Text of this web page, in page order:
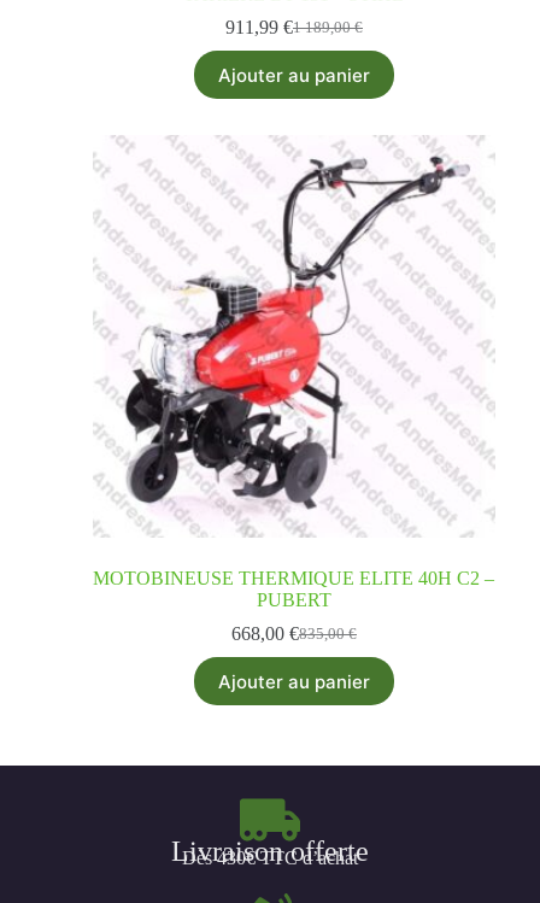
1 189,00€
911,99 €
Ajouter au panier
MOTOBINEUSE THERMIQUE ELITE 40H C2 –
PUBERT
835,00€
668,00 €
Ajouter au panier
Livraison offerte
Dès 430€ TTC d’achat